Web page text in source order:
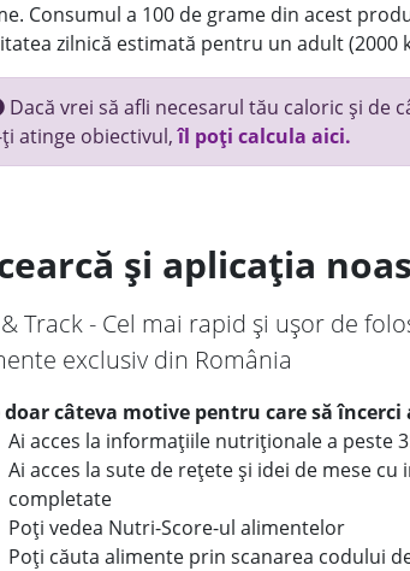
Consumul a 100 de grame din acest
zilnică estimată pentru un adult (2000
Dacă vrei să afli necesarul tău caloric și de
atinge obiectivul,îl poți calcula aici.
și aplicația
Track - Cel mai rapid și ușor de
exclusiv din România
doar câteva motive pentru care să încerci
Ai acces la informațiile nutriționale a peste
Ai acces la sute de rețete și idei de mese
completate
Poți vedea Nutri-Score-ul alimentelor
Poți căuta alimente prin scanarea codului